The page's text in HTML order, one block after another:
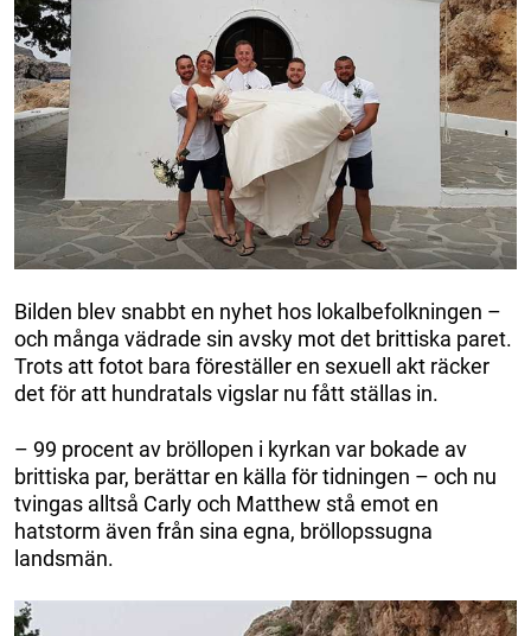
Bilden blev snabbt en nyhet hos lokalbefolkningen –
och många vädrade sin avsky mot det brittiska paret.
Trots att fotot bara föreställer en sexuell akt räcker
det för att hundratals vigslar nu fått ställas in.
– 99 procent av bröllopen i kyrkan var bokade av
brittiska par, berättar en källa för tidningen – och nu
tvingas alltså Carly och Matthew stå emot en
hatstorm även från sina egna, bröllopssugna
landsmän.